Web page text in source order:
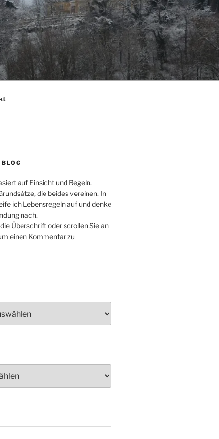
auf Einsicht und Regeln.
die beides vereinen. In
ich Lebensregeln auf und denke
nach.
Überschrift oder scrollen Sie an
einen Kommentar zu